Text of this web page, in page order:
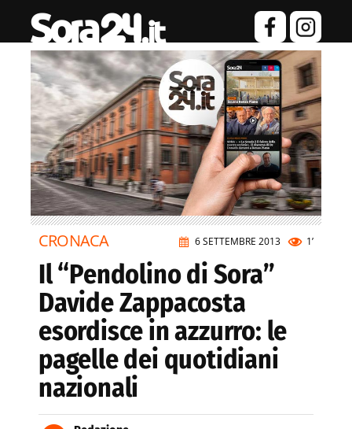
6 SETTEMBRE 2013 1’
CRONACA
Il “Pendolino di Sora”
Davide Zappacosta
esordisce in azzurro: le
pagelle dei quotidiani
nazionali